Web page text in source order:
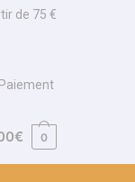
de 75 €
Paiement
€ 0